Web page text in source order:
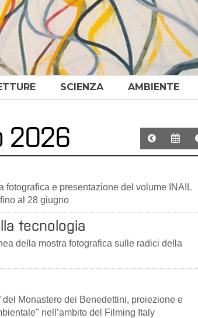
SCIENZA AMBIENTE
2026
e presentazione del volume INAIL
al 28 giugno
tecnologia
della mostra fotografica sulle radici della
Monastero dei Benedettini, proiezione e
nell’ambito del Filming Italy